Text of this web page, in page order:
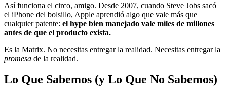
Así funciona el circo, amigo. Desde 2007, cuando Steve Jobs sacó
el iPhone del bolsillo, Apple aprendió algo que vale más que
cualquier patente: el hype bien manejado vale miles de millones
antes de que el producto exista.
Es la Matrix. No necesitas entregar la realidad. Necesitas entregar la
promesa de la realidad.
Lo Que Sabemos (y Lo Que No Sabemos)